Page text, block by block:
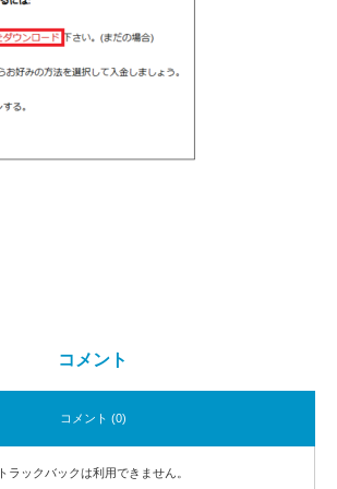
コメント
コメント (0)
トラックバックは利用できません。